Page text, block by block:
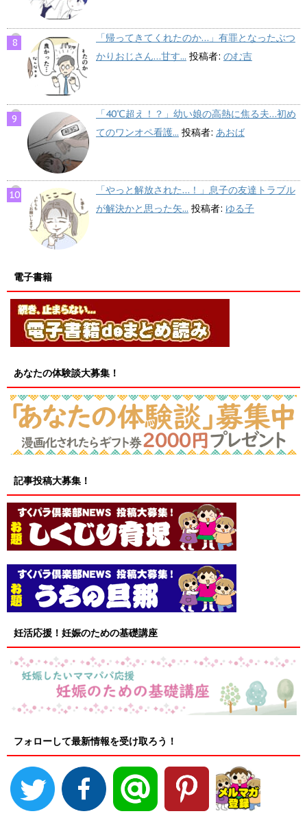
「帰ってきてくれたのか…」有罪となったぶつ
かりおじさん…甘す... 投稿者: のむ吉
「40℃超え！？」幼い娘の高熱に焦る夫…初め
てのワンオペ看護... 投稿者: あおば
「やっと解放された…！」息子の友達トラブル
が解決かと思った矢... 投稿者: ゆる子
電子書籍
あなたの体験談大募集！
記事投稿大募集！
妊活応援！妊娠のための基礎講座
フォローして最新情報を受け取ろう！